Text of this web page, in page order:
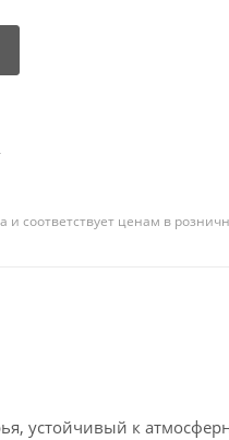
соответствует ценам в
устойчивый к